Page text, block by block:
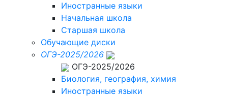
Иностранные языки
Начальная школа
Старшая школа
Обучающие диски
ОГЭ-2025/2026
ОГЭ-2025/2026
Биология, география, химия
Иностранные языки